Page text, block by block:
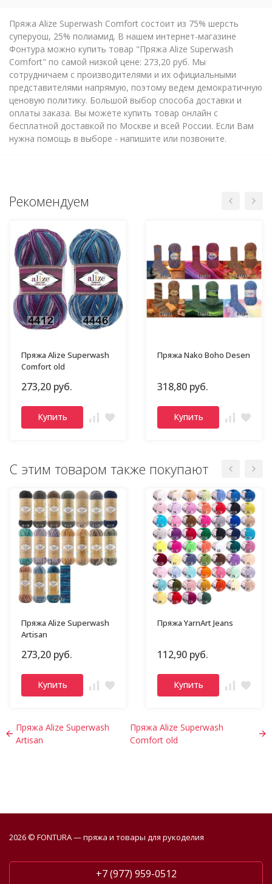
Пряжа Alize Superwash Comfort состоит из 75% шерсть
суперуош, 25% полиамид. В нашем интернет-магазине
Фонтура можно купить товар "Пряжа Alize Superwash
Comfort" по самой низкой цене: 273,20 руб. Мы
сотрудничаем с производителями и их официальными
представителями напрямую, поэтому ведем демократичную
ценовую политику. Большой выбор способа доставки и
оплаты заказа. Вы можете купить товар онлайн с
бесплатной доставкой по Москве и всей России. Если Вам
нужна помощь в выборе - напишите или позвоните.
Рекомендуем
Пряжа Alize Superwash
Comfort old
273,20 руб.
Купить
Пряжа Nako Boho Desen
318,80 руб.
Купить
С этим товаром также покупают
Пряжа Alize Superwash
Artisan
273,20 руб.
Купить
Пряжа YarnArt Jeans
112,90 руб.
Купить
Пряжа Alize Superwash
Artisan
Пряжа Alize Superwash
Comfort old
2026 © FONTURA — пряжа и товары для рукоделия
+7 (977) 959-0512